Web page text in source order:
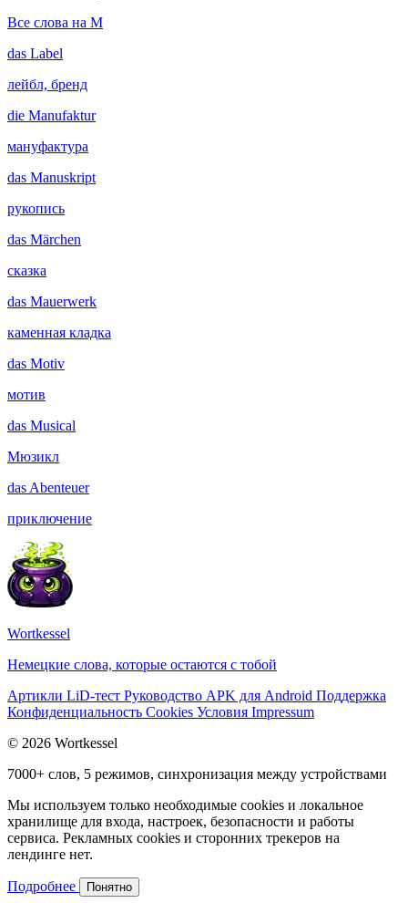
Все слова на M
das Label
лейбл, бренд
die Manufaktur
мануфактура
das Manuskript
рукопись
das Märchen
сказка
das Mauerwerk
каменная кладка
das Motiv
мотив
das Musical
Мюзикл
das Abenteuer
приключение
Wortkessel
Немецкие слова, которые остаются с тобой
Артикли LiD-тест Руководство APK для Android Поддержка
Конфиденциальность Cookies Условия Impressum
© 2026 Wortkessel
7000+ слов, 5 режимов, синхронизация между устройствами
Мы используем только необходимые cookies и локальное
хранилище для входа, настроек, безопасности и работы
сервиса. Рекламных cookies и сторонних трекеров на
лендинге нет.
Подробнее Понятно